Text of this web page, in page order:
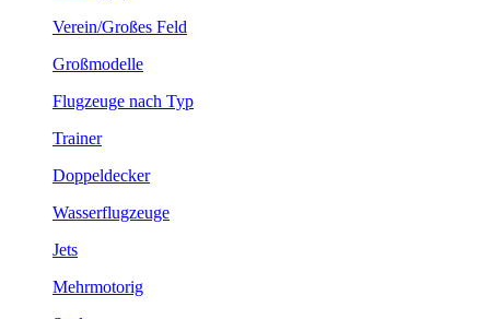
Verein/Großes Feld
Großmodelle
Flugzeuge nach Typ
Trainer
Doppeldecker
Wasserflugzeuge
Jets
Mehrmotorig